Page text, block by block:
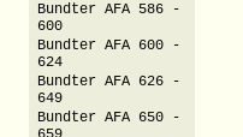
Bundter AFA 586 -
600
Bundter AFA 600 -
624
Bundter AFA 626 -
649
Bundter AFA 650 -